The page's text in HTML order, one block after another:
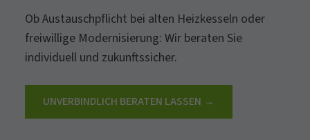
Ob Austauschpflicht bei alten Heizkesseln oder
freiwillige Modernisierung: Wir beraten Sie
individuell und zukunftssicher.
UNVERBINDLICH BERATEN LASSEN →